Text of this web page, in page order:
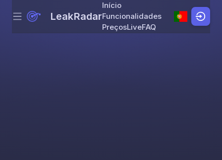
Skip to content
Menu LeakRadar
Início
Funcionalidades
PreçosLiveFAQ